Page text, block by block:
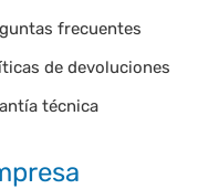
frecuentes
de devoluciones
técnica